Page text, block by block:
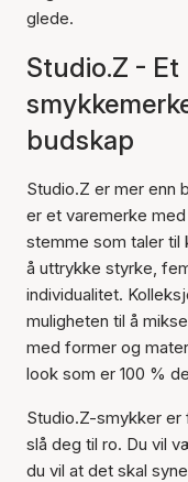
glede.
Studio.Z - Et
budskap
Studio.Z er mer enn
er et varemerke
stemme som taler til
å uttrykke styrke,
individualitet.
muligheten til å
med former og
look som er 100 %
Studio.Z-smykker
slå deg til ro. Du vil
du vil at det skal